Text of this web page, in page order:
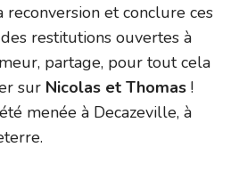
et conclure ces
restitutions ouvertes à
partage, pour tout cela
sur Nicolas et Thomas !
menée à Decazeville, à